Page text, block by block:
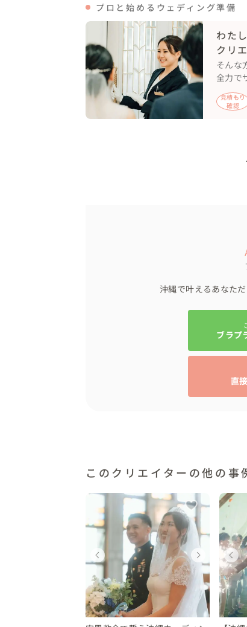
見事正解されたのは、、、１名の方！
会場が一体となって大盛り上がりの、
ゲームのあとは映像をご覧いただき、
「島人ぬ宝」「アンマー」「オジー自
演奏していただきました。
沖縄在住のゲストたちが率先して盛
😄
結びに、新婦様がご家族やご友人へ
ご両親への記念品は、生まれた時の体
新郎様は緊張されながら謝辞され、
エンドロールには、おふたりにはサ
感動的な内容に、おふたりもゲストも
最後は、ゲストによる花火のアーチ内
パーティーのあとは、ご友人のみ参加
ヘアメイクさん、カメラマンさんは
ウェルカムスペースのグッズ、席札
ブーケ、会場装飾はこちらで準備し
かりゆしウェアを希望されるゲスト
ゲストの空港からの送迎、二次会会
プロと始めるウェディング準備
わた
クリ
そんな
全力で
見積もり
確認
沖縄で叶えるあなた
ブラプ
直
このクリエイターの他の事
ウェディング
沖縄県
300 〜 350 万円
ウェディング
沖縄県
450 〜 500 万円
ウェディング
沖縄県
200 〜 250 万円